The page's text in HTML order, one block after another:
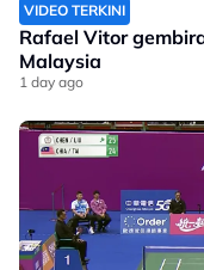
VIDEO TERKINI
Rafael Vitor
Malaysia
1 day ago